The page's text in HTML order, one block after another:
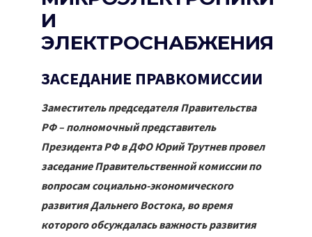
И
ЭЛЕКТРОСНАБЖЕНИЯ
ЗАСЕДАНИЕ ПРАВКОМИССИИ
Заместитель председателя Правительства
РФ – полномочный представитель
Президента РФ в ДФО Юрий Трутнев провел
заседание Правительственной комиссии по
вопросам социально-экономического
развития Дальнего Востока, во время
которого обсуждалась важность развития